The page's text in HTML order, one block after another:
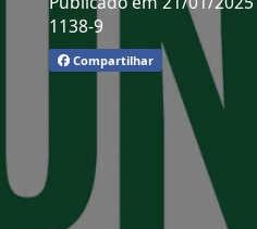
1138-9
Compartilhar